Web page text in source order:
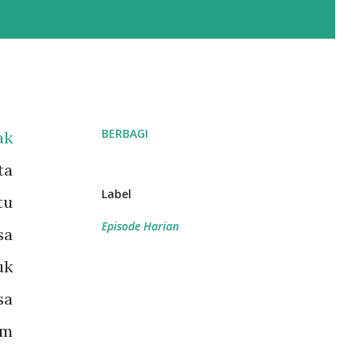
BERBAGI
Label
Episode Harian